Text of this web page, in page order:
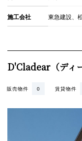
施工会社 東急建設、
D'Cladear（ディ
賃貸物件
販売物件 0